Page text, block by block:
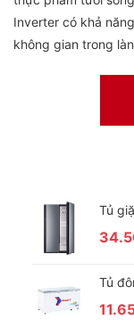
Inverter có khả
không gian trong
Ngăn Cooling
Tủ
Tủ